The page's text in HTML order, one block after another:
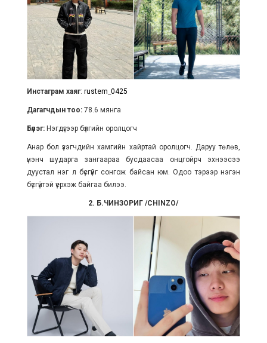
Инстаграм хаяг: rustem_0425
Дагагчдын тоо: 78.6 мянга
Бүлэг: Нэгдүгээр бүлгийн оролцогч
Анар бол үзэгчдийн хамгийн хайртай оролцогч. Даруу төлөв,
үнэнч шударга зангаараа бусдаасаа онцгойрч эхнээсээ
дуустал нэг л бүсгүйг сонгож байсан юм. Одоо тэрээр нэгэн
бүсгүйтэй үерхэж байгаа билээ.
2. Б.ЧИНЗОРИГ /CHINZO/